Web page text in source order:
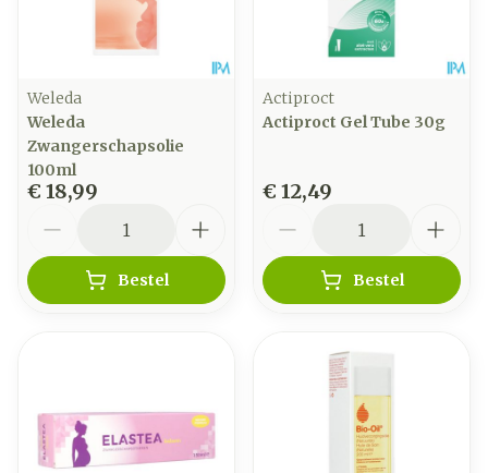
Weleda
Weleda
Zwangerschapsolie
100ml
€ 18,99
Bestel
Actiproct
Actiproct Gel Tube 30g
€ 12,49
Bestel